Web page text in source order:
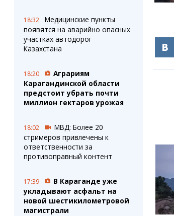
18:32
Медицинские пункты
появятся на аварийно опасных
участках автодорог
Казахстана
18:20
Аграриям
Карагандинской области
предстоит убрать почти
миллион гектаров урожая
18:02
МВД: Более 20
стримеров привлечены к
ответственности за
противоправный контент
17:39
В Караганде уже
укладывают асфальт на
новой шестикилометровой
магистрали